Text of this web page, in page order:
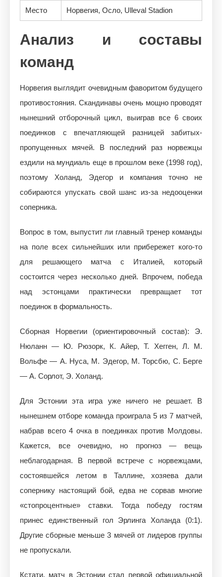
Место Норвегия, Осло, Ulleval Stadion
Анализ и составы
команд
Норвегия выглядит очевидным фаворитом будущего
противостояния. Скандинавы очень мощно проводят
нынешний отборочный цикл, выиграв все 6 своих
поединков с впечатляющей разницей забитых-
пропущенных мячей. В последний раз норвежцы
ездили на мундиаль еще в прошлом веке (1998 год),
поэтому Холанд, Эдегор и компания точно не
собираются упускать свой шанс из-за недооценки
соперника.
Вопрос в том, выпустит ли главный тренер команды
на поле всех сильнейших или прибережет кого-то
для решающего матча с Италией, который
состоится через несколько дней. Впрочем, победа
над эстонцами практически превращает тот
поединок в формальность.
Сборная Норвегии (ориентировочный состав): Э.
Нюланн — Ю. Рюзорк, К. Айер, Т. Хегген, Л. М.
Вольфе — А. Нуса, М. Эдегор, М. Торсбю, С. Берге
— А. Сорлот, Э. Холанд.
Для Эстонии эта игра уже ничего не решает. В
нынешнем отборе команда проиграла 5 из 7 матчей,
набрав всего 4 очка в поединках против Молдовы.
Кажется, все очевидно, но прогноз — вещь
неблагодарная. В первой встрече с норвежцами,
состоявшейся летом в Таллине, хозяева дали
сопернику настоящий бой, едва не сорвав многие
«стопроцентные» ставки. Тогда победу гостям
принес единственный гол Эрлинга Холанда (0:1).
Другие сборные меньше 3 мячей от лидеров группы
не пропускали.
Кстати, матч в Эстонии стал первой официальной